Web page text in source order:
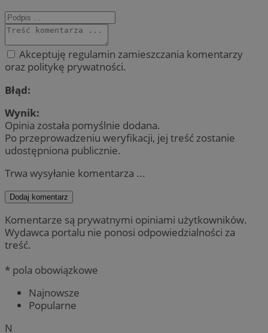
Akceptuję regulamin zamieszczania komentarzy
oraz politykę prywatności.
Błąd:
Wynik:
Opinia została pomyślnie dodana.
Po przeprowadzeniu weryfikacji, jej treść zostanie
udostępniona publicznie.
Trwa wysyłanie komentarza ...
Dodaj komentarz
Komentarze są prywatnymi opiniami użytkowników.
Wydawca portalu nie ponosi odpowiedzialności za
treść.
* pola obowiązkowe
Najnowsze
Popularne
N